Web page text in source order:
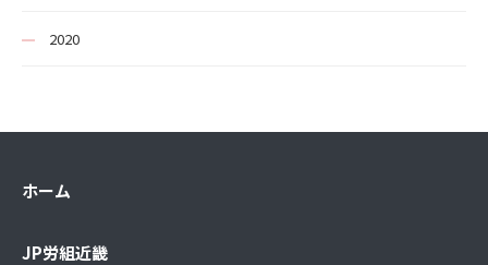
2020
ホーム
JP労組近畿